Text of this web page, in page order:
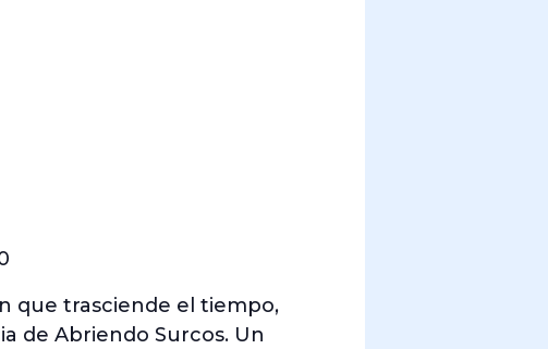
que trasciende el tiempo,
de Abriendo Surcos. Un